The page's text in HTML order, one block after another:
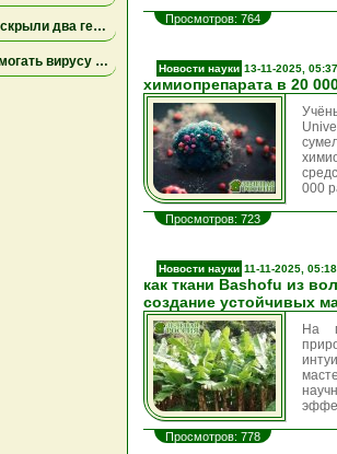
Семейные данные раскрыли два генетических пути к детской депрессии и тревожности
Клетки кожи могут помогать вирусу бешенства проникать в нервную систему даже при незначительных повреждениях
Просмотров: 764
Новости науки 13-11-2025, 05:37
химиопрепарата в 20
000
Просмотров: 723
Новости науки 11-11-2025, 05:18
как ткани Bashofu из
создание устойчивых
На
Просмотров: 778